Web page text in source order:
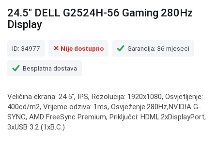
24.5" DELL G2524H-56 Gaming 280Hz
Display
ID: 34977 ✕ Nije dostupno Garancija: 36 mjeseci
Besplatna dostava
Veličina ekrana: 24.5", IPS, Rezolucija: 1920x1080, Osvjetljenje:
400cd/m2, Vrijeme odziva: 1ms, Osvježenje:280Hz,NVIDIA G-
SYNC, AMD FreeSync Premium, Priključci: HDMI, 2xDisplayPort,
3xUSB 3.2 (1xB.C.)